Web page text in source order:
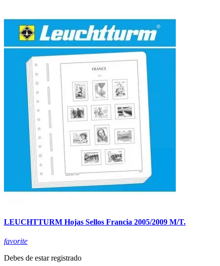
LEUCHTTURM Hojas Sellos Francia 2005/2009 M/T.
favorite
Debes de estar registrado